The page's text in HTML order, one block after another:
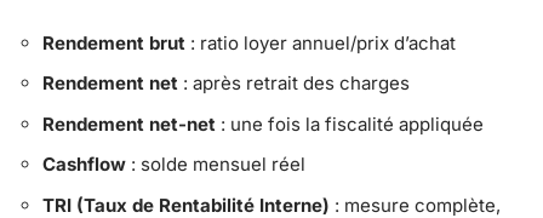
Rendement brut : ratio loyer annuel/prix d’achat
Rendement net : après retrait des charges
Rendement net-net : une fois la fiscalité appliquée
Cashflow : solde mensuel réel
TRI (Taux de Rentabilité Interne) : mesure complète,